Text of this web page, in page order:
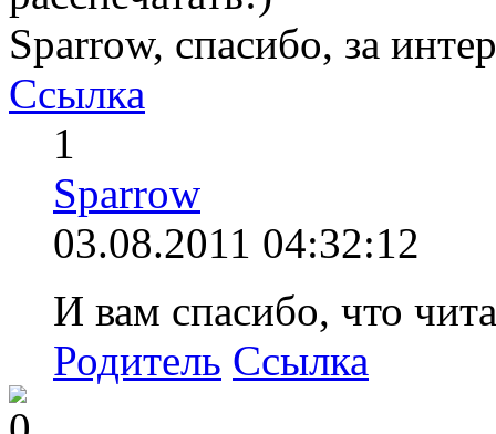
Sparrow, спасибо, за
Ссылка
1
Sparrow
03.08.2011 04:32:12
И вам спасибо, что
Родитель Ссылка